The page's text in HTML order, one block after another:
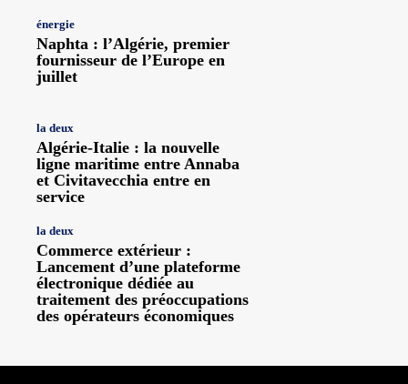
énergie
Naphta : l’Algérie, premier
fournisseur de l’Europe en
juillet
la deux
Algérie-Italie : la nouvelle
ligne maritime entre Annaba
et Civitavecchia entre en
service
la deux
Commerce extérieur :
Lancement d’une plateforme
électronique dédiée au
traitement des préoccupations
des opérateurs économiques